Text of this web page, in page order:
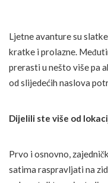
Ljetne avanture su
kratke i prolazne.
prerasti u nešto više pa
od slijedećih naslova
Dijelili ste više od
Prvo i osnovno,
satima raspravljati na